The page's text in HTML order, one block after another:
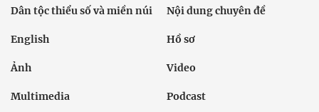
Dân tộc thiểu số và miền núi Nội dung chuyên đề
English Hồ sơ
Ảnh Video
Multimedia Podcast